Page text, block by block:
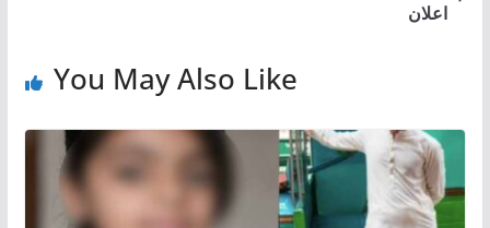
اعلان
You May Also Like